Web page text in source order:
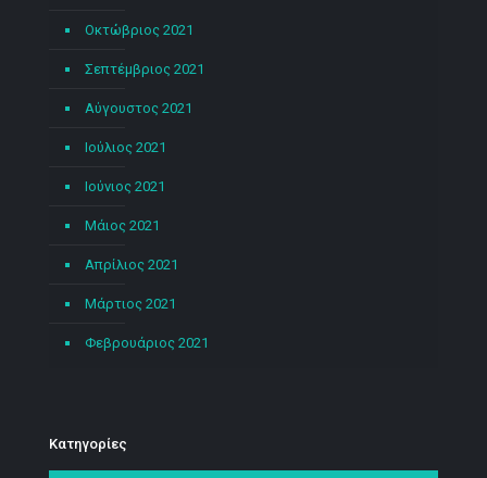
Οκτώβριος 2021
Σεπτέμβριος 2021
Αύγουστος 2021
Ιούλιος 2021
Ιούνιος 2021
Μάιος 2021
Απρίλιος 2021
Μάρτιος 2021
Φεβρουάριος 2021
Kατηγορίες